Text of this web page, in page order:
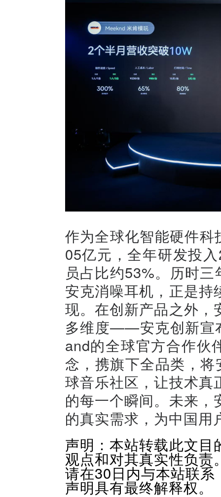
作为全球化智能硬件
05亿元，全年研发投
员占比约53%。历时
安克消噪耳机，正是
现。在创新产品之外
多维度——安克创新宣
and的全球官方合作伙
念，携旗下全品类，
球音乐社区，让技术
的每一个瞬间。未来
的真实需求，为中国用
声明：本站转载此文
观点和对其真实性负
请在30日内与本站联
声明具有最终解释权。